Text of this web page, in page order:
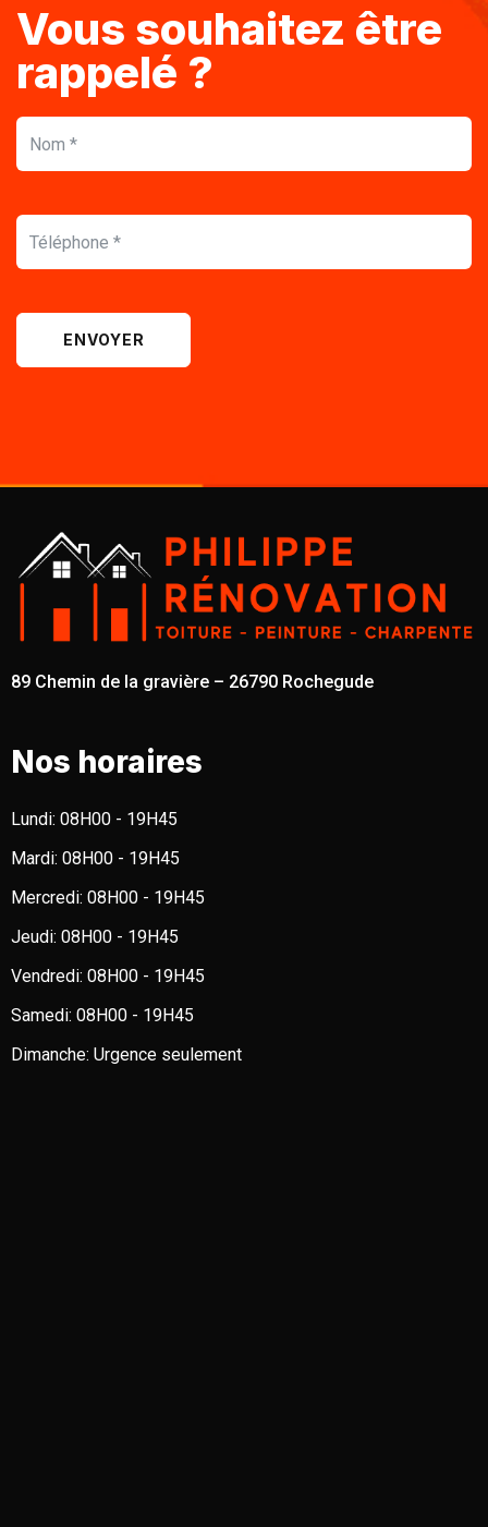
Vous souhaitez être
rappelé ?
ENVOYER
89 Chemin de la gravière – 26790 Rochegude
Nos horaires
Lundi: 08H00 - 19H45
Mardi: 08H00 - 19H45
Mercredi: 08H00 - 19H45
Jeudi: 08H00 - 19H45
Vendredi: 08H00 - 19H45
Samedi: 08H00 - 19H45
Dimanche: Urgence seulement